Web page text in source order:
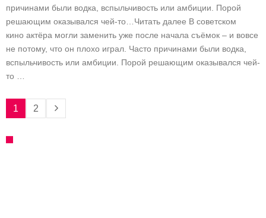
причинами были водка, вспыльчивость или амбиции. Порой
решающим оказывался чей-то…Читать далее В советском
кино актёра могли заменить уже после начала съёмок – и вовсе
не потому, что он плохо играл. Часто причинами были водка,
вспыльчивость или амбиции. Порой решающим оказывался чей-
то …
1 2